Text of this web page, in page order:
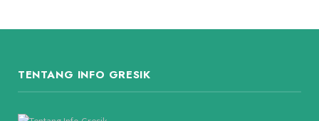
TENTANG INFO GRESIK